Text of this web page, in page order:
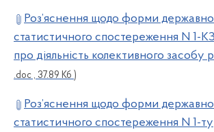
Роз’яснення щодо форми
статистичного спостереження N 1-
про діяльність колективного засобу
.doc , 37.89 Кб )
Роз’яснення щодо форми
статистичного спостереження N 1-